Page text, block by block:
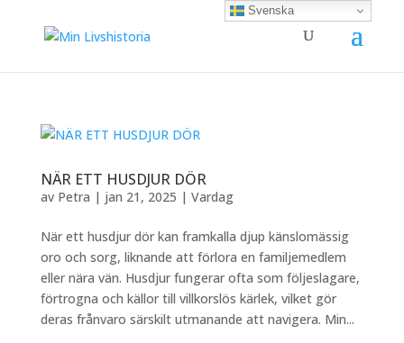
NÄR ETT HUSDJUR DÖR
av Petra | jan 21, 2025 | Vardag
När ett husdjur dör kan framkalla djup känslomässig
oro och sorg, liknande att förlora en familjemedlem
eller nära vän. Husdjur fungerar ofta som följeslagare,
förtrogna och källor till villkorslös kärlek, vilket gör
deras frånvaro särskilt utmanande att navigera. Min...
Svenska